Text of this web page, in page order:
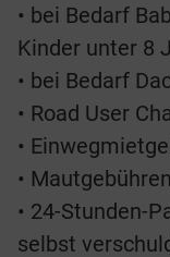
• bei Bedarf
Kinder unter 8
• bei Bedarf
• Road User
•
• Mautgebühren
• 24-Stunden-
selbst